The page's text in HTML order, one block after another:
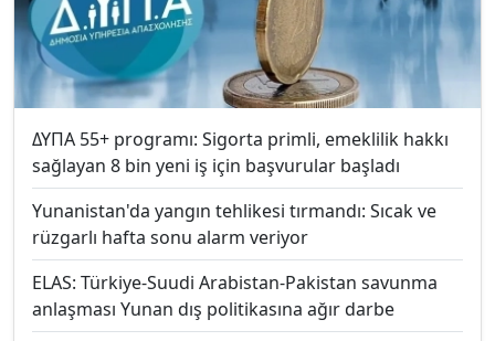
ΔΥΠΑ 55+ programı: Sigorta primli, emeklilik hakkı
sağlayan 8 bin yeni iş için başvurular başladı
Yunanistan'da yangın tehlikesi tırmandı: Sıcak ve
rüzgarlı hafta sonu alarm veriyor
ELAS: Türkiye-Suudi Arabistan-Pakistan savunma
anlaşması Yunan dış politikasına ağır darbe